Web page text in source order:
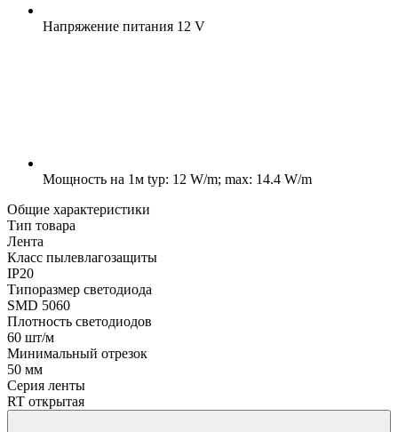
Напряжение питания 12 V
Мощность на 1м typ: 12 W/m; max: 14.4 W/m
Общие характеристики
Тип товара
Лента
Класс пылевлагозащиты
IP20
Типоразмер светодиода
SMD 5060
Плотность светодиодов
60 шт/м
Минимальный отрезок
50 мм
Серия ленты
RT открытая